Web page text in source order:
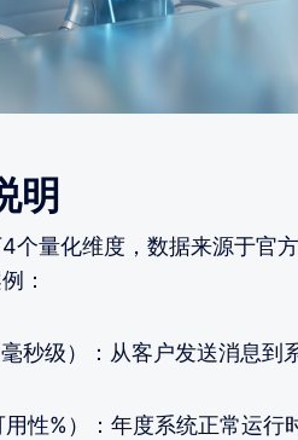
明
个量化维度，数据来源于官
：
秒级）：从客户发送消息
性%）：年度系统正常运行